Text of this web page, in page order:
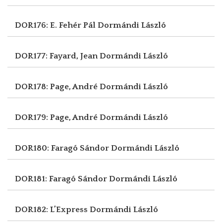
DOR176: E. Fehér Pál Dormándi László
DOR177: Fayard, JeanDormándi László
DOR178: Page, André Dormándi László
DOR179: Page, André Dormándi László
DOR180: Faragó Sándor Dormándi László
DOR181: Faragó Sándor Dormándi László
DOR182: L’Express Dormándi László